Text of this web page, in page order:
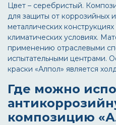
Цвет – серебристый.
для защиты от коррозийных
металлических
климатических условиях.
применению отраслевыми
испытательными центрами.
краски «Алпол» является
Где можно
композицию